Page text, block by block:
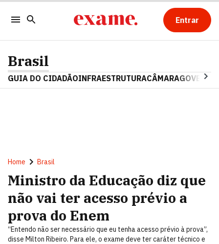
Entrar
Brasil
GUIA DO CIDADÃOINFRAESTRUTURACÂMARAGOVERNO
Home Brasil
Ministro da Educação diz que
não vai ter acesso prévio a
prova do Enem
“Entendo não ser necessário que eu tenha acesso prévio à prova”,
disse Milton Ribeiro. Para ele, o exame deve ter caráter técnico e